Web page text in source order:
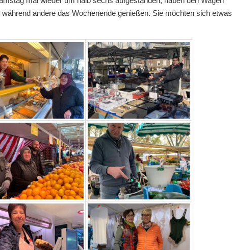
andere das Wochenende genießen. Sie möchten sich etwas